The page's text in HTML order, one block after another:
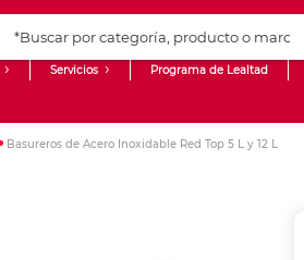
Servicios Programa de Lealtad
Basureros de Acero Inoxidable Red Top 5 L y 12 L